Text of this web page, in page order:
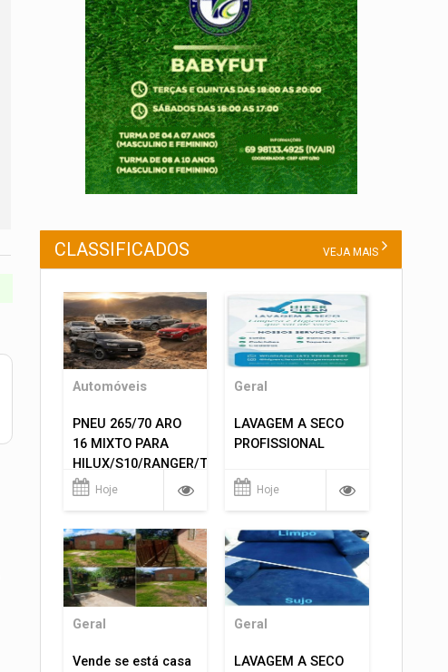
CLASSIFICADOS VEJA MAIS
Automóveis
PNEU 265/70 ARO
16 MIXTO PARA
HILUX/S10/RANGER/TRITON
ETC... MONTAGEM
Hoje
Geral
LAVAGEM A SECO
PROFISSIONAL
Hoje
Geral
Vende se está casa
Geral
LAVAGEM A SECO